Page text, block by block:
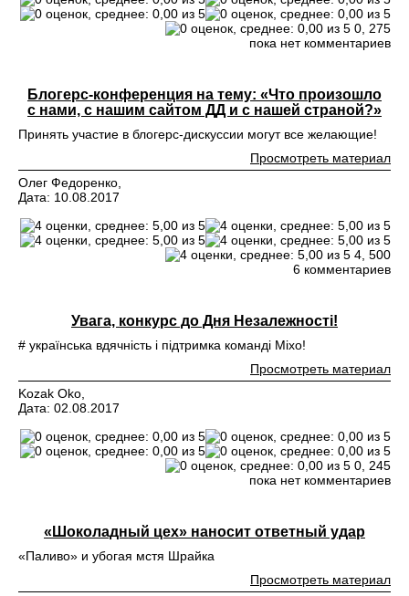
0, 275
пока нет комментариев
Блогерс-конференция на тему: «Что произошло
с нами, с нашим сайтом ДД и с нашей страной?»
Принять участие в блогерс-дискуссии могут все желающие!
Просмотреть материал
Олег Федоренко,
Дата: 10.08.2017
4, 500
6 комментариев
Увага, конкурс до Дня Незалежності!
# українська вдячність і підтримка команді Міхо!
Просмотреть материал
Kozak Oko,
Дата: 02.08.2017
0, 245
пока нет комментариев
«Шоколадный цех» наносит ответный удар
«Паливо» и убогая мстя Шрайка
Просмотреть материал